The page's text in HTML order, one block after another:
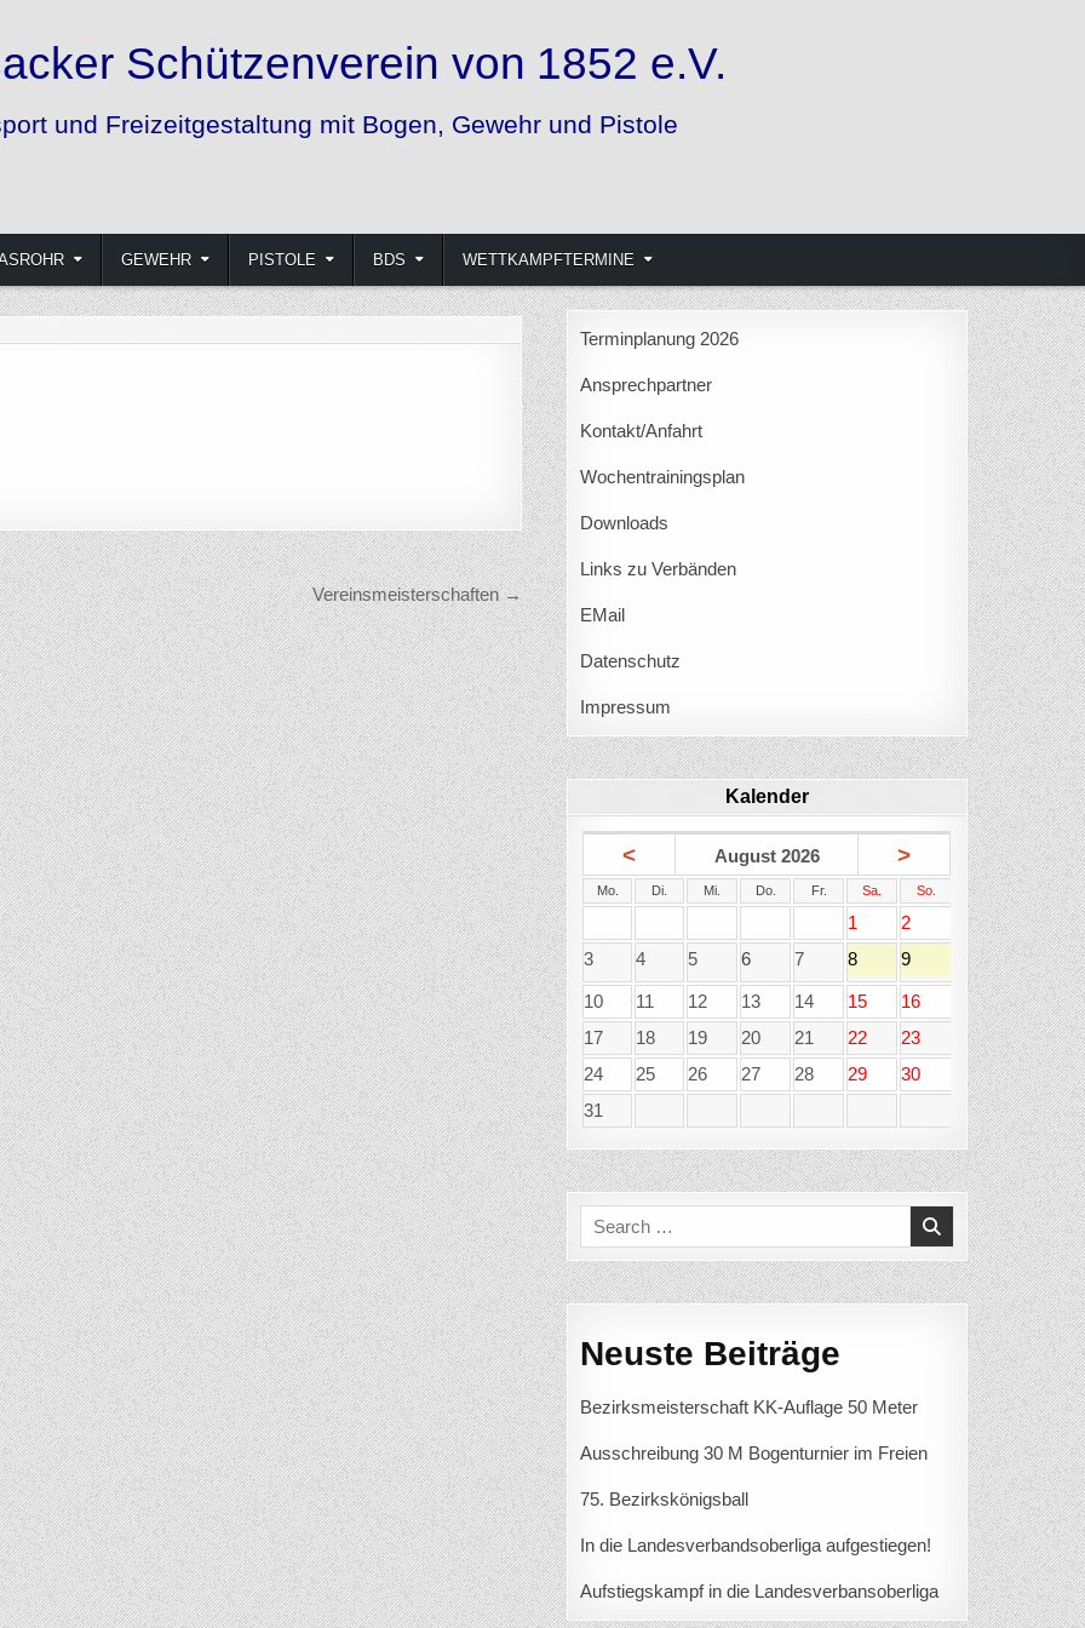
1852 e.V.
GEWEHR PISTOLE BDS WETTKAMPFTERMINE
Vereinsmeisterschaften →
Terminplanung 2026
Ansprechpartner
Kontakt/Anfahrt
Wochentrainingsplan
Downloads
Links zu Verbänden
EMail
Datenschutz
Impressum
Kalender
< August 2026 >
Mo. Di. Mi. Do. Fr. Sa. So.
1
2
3
4 5 6 7 8 9
10 11 12 13 14 15
16
17
18 19 20 21 22
23
24
25 26 27 28 29
30
31
Search
for:
Neuste Beiträge
Bezirksmeisterschaft KK-Auflage 50 Meter
Ausschreibung 30 M Bogenturnier im Freien
75. Bezirkskönigsball
In die Landesverbandsoberliga aufgestiegen!
Aufstiegskampf in die Landesverbansoberliga